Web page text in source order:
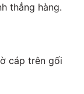
thẳng hàng.
cáp trên gối